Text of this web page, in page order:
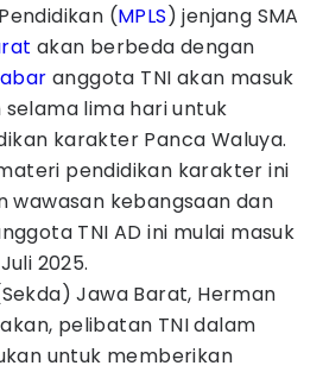
(MPLS) jenjang SMA
akan berbeda dengan
anggota TNI akan masuk
lima hari untuk
karakter Panca Waluya.
pendidikan karakter ini
wawasan kebangsaan dan
TNI AD ini mulai masuk
2025.
Jawa Barat, Herman
pelibatan TNI dalam
untuk memberikan